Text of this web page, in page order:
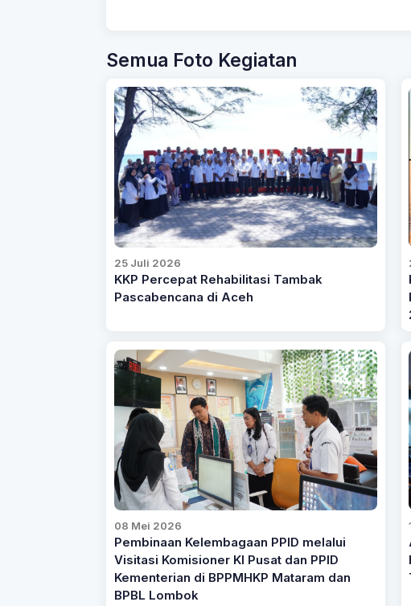
Semua Foto Kegiatan
25 Juli 2026
KKP Percepat Rehabilitasi Tambak
Pascabencana di Aceh
08 Mei 2026
Pembinaan Kelembagaan PPID melalui
Visitasi Komisioner KI Pusat dan PPID
Kementerian di BPPMHKP Mataram dan
BPBL Lombok